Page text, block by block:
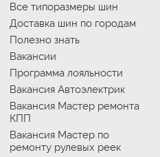
Все типоразмеры шин
Доставка шин по городам
Полезно знать
Вакансии
Программа лояльности
Вакансия Автоэлектрик
Вакансия Мастер ремонта
КПП
Вакансия Мастер по
ремонту рулевых реек